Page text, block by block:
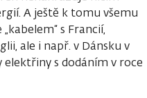
A ještě k tomu všemu
s Francií,
ale i např. v Dánsku v
elektřiny s dodáním v roce